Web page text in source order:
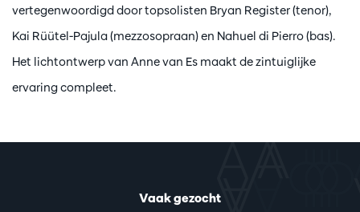
vertegenwoordigd door topsolisten Bryan Register (tenor),
Kai Rüütel-Pajula (mezzosopraan) en Nahuel di Pierro (bas).
Het lichtontwerp van Anne van Es maakt de zintuiglijke
ervaring compleet.
Vaak gezocht